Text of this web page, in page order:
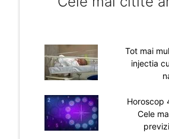
Tot mai
injectia
Horoscop
Cele